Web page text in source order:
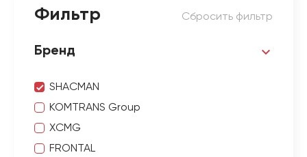
Фильтр Сбросить фильтр
Бренд
SHACMAN
KOMTRANS Group
XCMG
FRONTAL